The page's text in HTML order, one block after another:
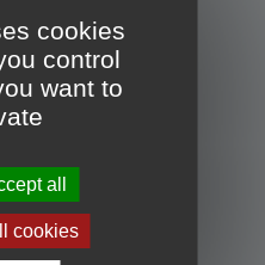
cookies
control
want to
all
cookies